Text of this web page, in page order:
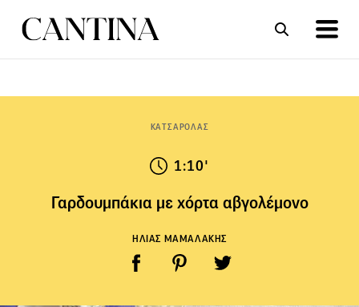
ΚΑΤΣΑΡΟΛΑΣ
1:10'
Γαρδουμπάκια με χόρτα αβγολέμονο
ΗΛΙΑΣ ΜΑΜΑΛΑΚΗΣ